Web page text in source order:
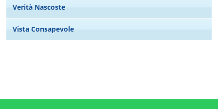
Verità Nascoste
Vista Consapevole